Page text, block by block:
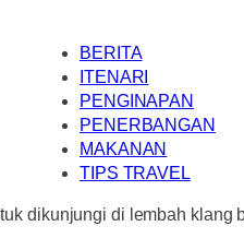
BERITA
ITENARI
PENGINAPAN
PENERBANGAN
MAKANAN
TIPS TRAVEL